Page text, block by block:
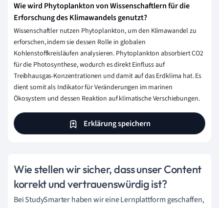
Wie wird Phytoplankton von Wissenschaftlern für die
Erforschung des Klimawandels genutzt?
Wissenschaftler nutzen Phytoplankton, um den Klimawandel zu
erforschen, indem sie dessen Rolle in globalen
Kohlenstoffkreisläufen analysieren. Phytoplankton absorbiert CO2
für die Photosynthese, wodurch es direkt Einfluss auf
Treibhausgas-Konzentrationen und damit auf das Erdklima hat. Es
dient somit als Indikator für Veränderungen im marinen
Ökosystem und dessen Reaktion auf klimatische Verschiebungen.
Erklärung speichern
Wie stellen wir sicher, dass unser Content
korrekt und vertrauenswürdig ist?
Bei StudySmarter haben wir eine Lernplattform geschaffen,